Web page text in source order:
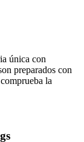
única con
preparados con
la